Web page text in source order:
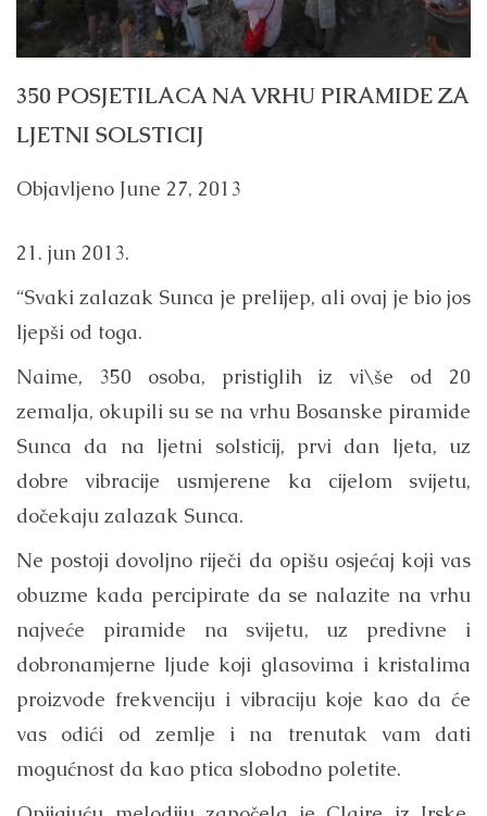
350 POSJETILACA NA VRHU PIRAMIDE ZA
LJETNI SOLSTICIJ
Objavljeno June 27, 2013
21. jun 2013.
“Svaki zalazak Sunca je prelijep, ali ovaj je bio jos
ljepši od toga.
Naime, 350 osoba, pristiglih iz vi\še od 20
zemalja, okupili su se na vrhu Bosanske piramide
Sunca da na ljetni solsticij, prvi dan ljeta, uz
dobre vibracije usmjerene ka cijelom svijetu,
dočekaju zalazak Sunca.
Ne postoji dovoljno riječi da opišu osjećaj koji vas
obuzme kada percipirate da se nalazite na vrhu
najveće piramide na svijetu, uz predivne i
dobronamjerne ljude koji glasovima i kristalima
proizvode frekvenciju i vibraciju koje kao da će
vas odići od zemlje i na trenutak vam dati
mogućnost da kao ptica slobodno poletite.